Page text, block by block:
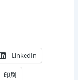
LinkedIn
印刷